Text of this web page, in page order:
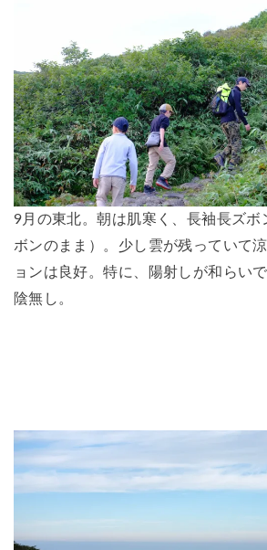
9月の東北。朝は肌寒く、長袖長ズボ
ボンのまま）。少し雲が残っていて
ョンは良好。特に、陽射しが和らい
陰無し。